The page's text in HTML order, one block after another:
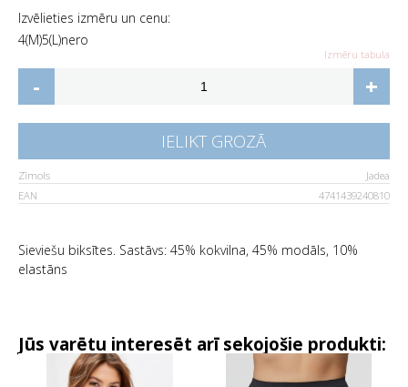
Izvēlieties izmēru un cenu:
4(M)5(L)nero
Izmēru tabula
- +
IELIKT GROZĀ
Zīmols
Jadea
EAN
4741439240810
Sieviešu biksītes. Sastāvs: 45% kokvilna, 45% modāls, 10%
elastāns
Jūs varētu interesēt arī sekojošie produkti: